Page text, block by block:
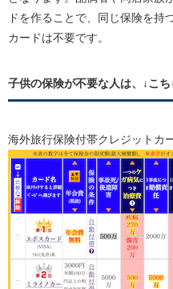
ドを作ることで、同じ保険を持
カードは不要です。
子供の保険が不要な人は、↓こち
海外旅行保険付帯クレジットカ